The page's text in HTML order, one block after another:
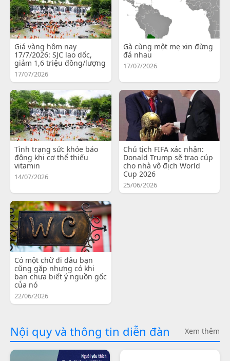
Giá vàng hôm nay
17/7/2026: SJC lao dốc,
giảm 1,6 triệu đồng/lượng
17/07/2026
Gà cùng một mẹ xin đừng
đá nhau
17/07/2026
Tình trạng sức khỏe báo
động khi cơ thể thiếu
vitamin
14/07/2026
Chủ tịch FIFA xác nhận:
Donald Trump sẽ trao cúp
cho nhà vô địch World
Cup 2026
25/06/2026
Có một chữ đi đâu bạn
cũng gặp nhưng có khi
bạn chưa biết ý nguồn gốc
của nó
22/06/2026
Nội quy và thông tin diễn đàn Xem thêm